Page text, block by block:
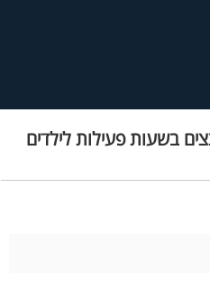
בשעות פעילות לילדים